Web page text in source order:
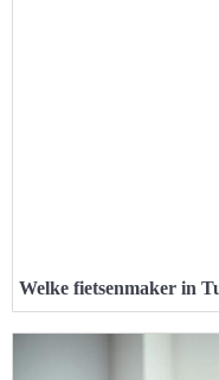
Welke fietsenmaker in